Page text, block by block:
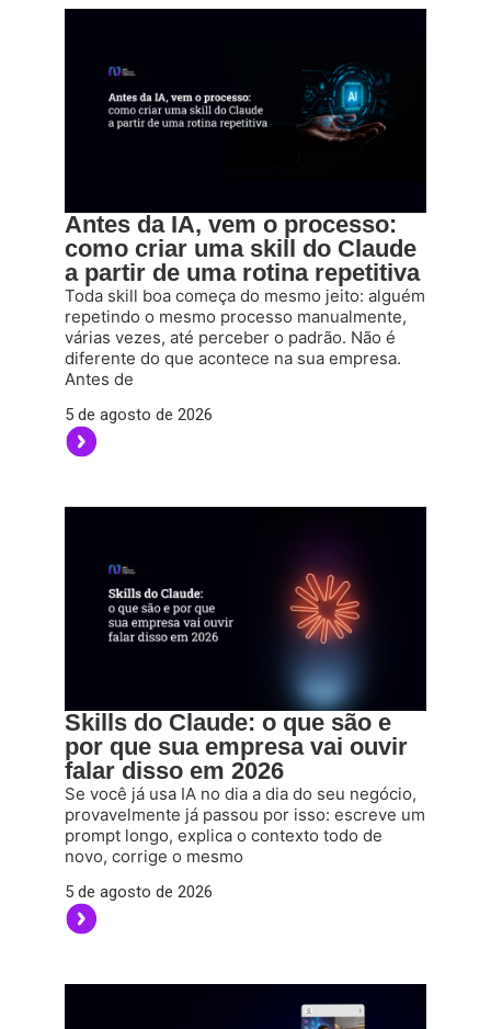
Antes da IA, vem o processo:
como criar uma skill do Claude
a partir de uma rotina repetitiva
Toda skill boa começa do mesmo jeito: alguém
repetindo o mesmo processo manualmente,
várias vezes, até perceber o padrão. Não é
diferente do que acontece na sua empresa.
Antes de
5 de agosto de 2026
Skills do Claude: o que são e
por que sua empresa vai ouvir
falar disso em 2026
Se você já usa IA no dia a dia do seu negócio,
provavelmente já passou por isso: escreve um
prompt longo, explica o contexto todo de
novo, corrige o mesmo
5 de agosto de 2026